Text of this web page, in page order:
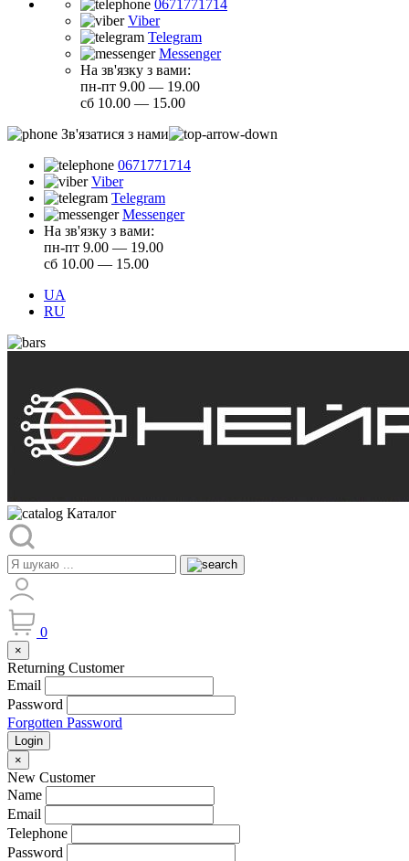
0671771714
Viber
Telegram
Messenger
На зв'язку з вами:
пн-пт 9.00 — 19.00
сб 10.00 — 15.00
Зв'язатися з нами
0671771714
Viber
Telegram
Messenger
На зв'язку з вами:
пн-пт 9.00 — 19.00
сб 10.00 — 15.00
UA
RU
Каталог
0
×
Returning Customer
Email
Password
Forgotten Password
Login
×
New Customer
Name
Email
Telephone
Password